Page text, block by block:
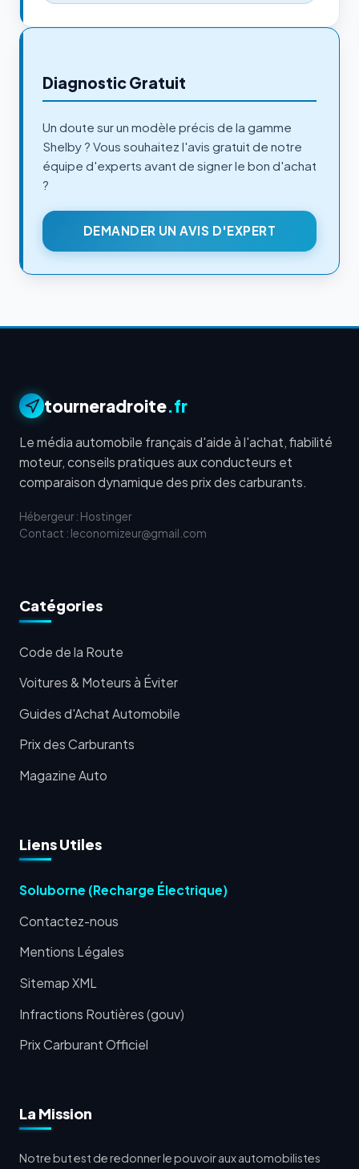
Diagnostic Gratuit
Un doute sur un modèle précis de la gamme
Shelby ? Vous souhaitez l'avis gratuit de notre
équipe d'experts avant de signer le bon d'achat
?
DEMANDER UN AVIS D'EXPERT
tourneradroite.fr
Le média automobile français d'aide à l'achat, fiabilité
moteur, conseils pratiques aux conducteurs et
comparaison dynamique des prix des carburants.
Hébergeur : Hostinger
Contact : leconomizeur@gmail.com
Catégories
Code de la Route
Voitures & Moteurs à Éviter
Guides d'Achat Automobile
Prix des Carburants
Magazine Auto
Liens Utiles
Soluborne (Recharge Électrique)
Contactez-nous
Mentions Légales
Sitemap XML
Infractions Routières (gouv)
Prix Carburant Officiel
La Mission
Notre but est de redonner le pouvoir aux automobilistes